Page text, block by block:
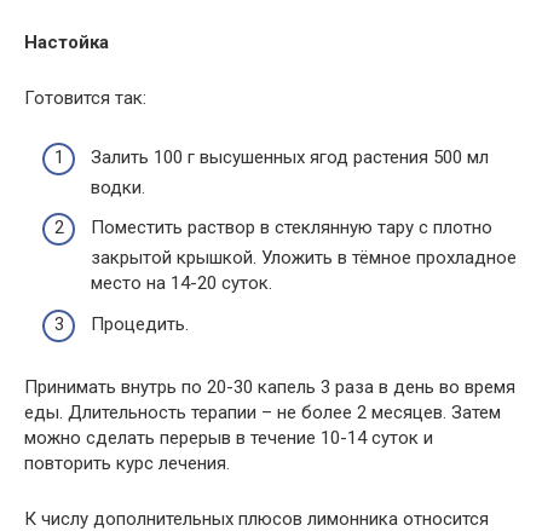
Настойка
Готовится так:
Залить 100 г высушенных ягод растения 500 мл
водки.
Поместить раствор в стеклянную тару с плотно
закрытой крышкой. Уложить в тёмное прохладное
место на 14-20 суток.
Процедить.
Принимать внутрь по 20-30 капель 3 раза в день во время
еды. Длительность терапии – не более 2 месяцев. Затем
можно сделать перерыв в течение 10-14 суток и
повторить курс лечения.
К числу дополнительных плюсов лимонника относится